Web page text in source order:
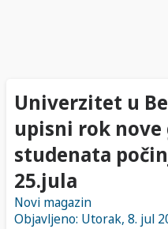
Univerzitet u
upisni rok nove
studenata
25.jula
Novi magazin
Objavljeno: Utorak, 8. jul